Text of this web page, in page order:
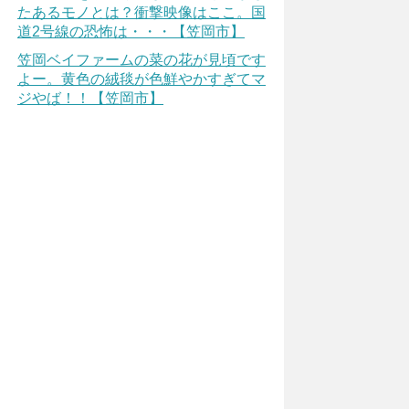
たあるモノとは？衝撃映像はここ。国
道2号線の恐怖は・・・【笠岡市】
笠岡ベイファームの菜の花が見頃です
よー。黄色の絨毯が色鮮やかすぎてマ
ジやば！！【笠岡市】